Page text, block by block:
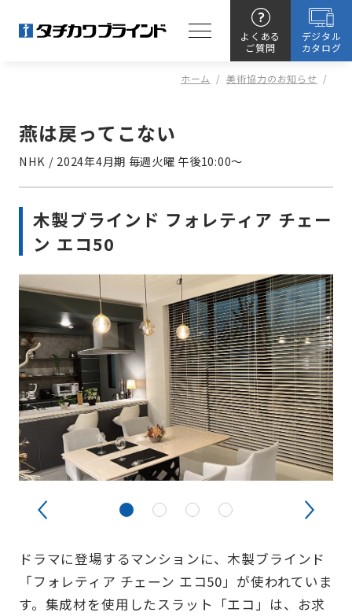
よくある
ご質問
デジタル
カタログ
ホーム / 美術協力のお知らせ /
燕は戻ってこない
NHK / 2024年4月期 毎週火曜 午後10:00～
木製ブラインド フォレティア チェー
ン エコ50
ドラマに登場するマンションに、木製ブラインド
「フォレティア チェーン エコ50」が使われていま
す。集成材を使用したスラット「エコ」は、お求